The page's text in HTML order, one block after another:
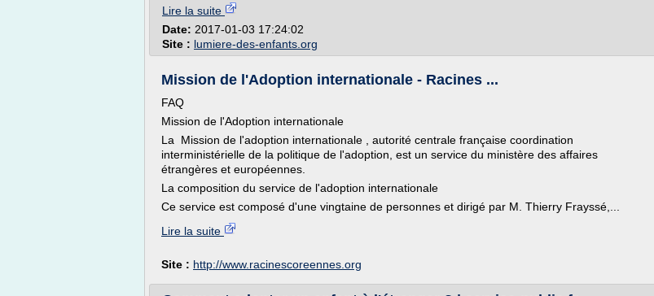
Lire la suite
Date: 2017-01-03 17:24:02
Site : lumiere-des-enfants.org
Mission de l'Adoption internationale - Racines ...
FAQ
Mission de l'Adoption internationale
La Mission de l'adoption internationale , autorité centrale française coordination
interministérielle de la politique de l'adoption, est un service du ministère des affaires
étrangères et européennes.
La composition du service de l'adoption internationale
Ce service est composé d'une vingtaine de personnes et dirigé par M. Thierry Frayssé,...
Lire la suite
Site : http://www.racinescoreennes.org